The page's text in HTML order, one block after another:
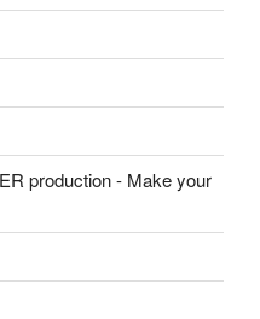
production - Make your